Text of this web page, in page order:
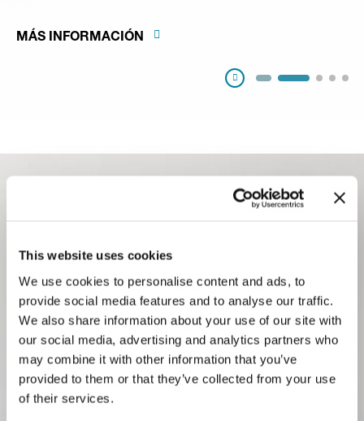
This website uses cookies
We use cookies to personalise content and ads, to
provide social media features and to analyse our traffic.
We also share information about your use of our site with
our social media, advertising and analytics partners who
may combine it with other information that you’ve
provided to them or that they’ve collected from your use
of their services.
MÁS INFORMACIÓN
Pausa
Con la adquisición de KWK, hemos
ampliado nuestra experiencia en cierres y
accesorios de dosificación farmacéuticos.
El resultado es una división Pharma que